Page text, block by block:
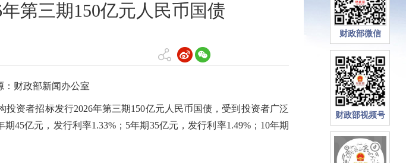
第三期150亿元人民币国债
：财政部新闻办公室
者招标发行2026年第三期150亿元人民币国债，受到投资者广泛
45亿元，发行利率1.33%；5年期35亿元，发行利率1.49%；10年期
财政部微信
财政部视频号